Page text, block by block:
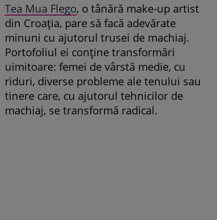
Tea Mua Flego, o tânără make-up artist
din Croația, pare să facă adevărate
minuni cu ajutorul trusei de machiaj.
Portofoliul ei conține transformări
uimitoare: femei de vârstă medie, cu
riduri, diverse probleme ale tenului sau
tinere care, cu ajutorul tehnicilor de
machiaj, se transformă radical.